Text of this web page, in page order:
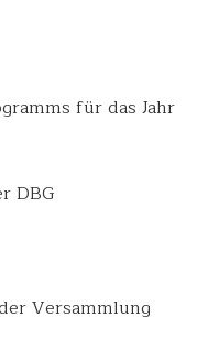
ramms für das Jahr
DBG
Versammlung